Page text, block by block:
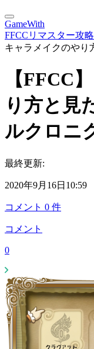
GameWith
FFCCリマスター攻
キャラメイクのやり
【FFCC
り方と見
ルクロニ
最終更新:
2020年9月16日10:59
コメント 0 件
コメント
0